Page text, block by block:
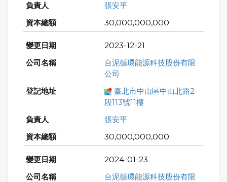
張安平
30,000,000,000
2023-12-21
台泥循環能源科技股份有限
公司
臺北市中山區中山北路2
段113號11樓
張安平
30,000,000,000
2024-01-23
台泥循環能源科技股份有限